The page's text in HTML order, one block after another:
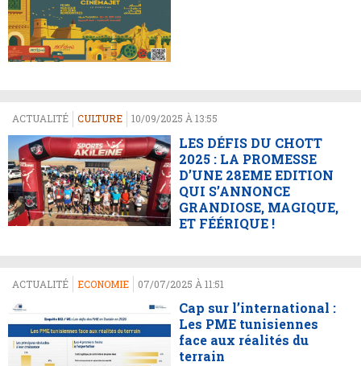
ACTUALITÉ CULTURE 10/09/2025 À 13:55
LES DÉFIS DU CHOTT
2025 : LA PROMESSE
D’UNE 28EME EDITION
QUI S’ANNONCE
GRANDIOSE, MAGIQUE,
ET FÉÉRIQUE !
ACTUALITÉ ECONOMIE 07/07/2025 À 11:51
Cap sur l’international :
Les PME tunisiennes
face aux réalités du
terrain